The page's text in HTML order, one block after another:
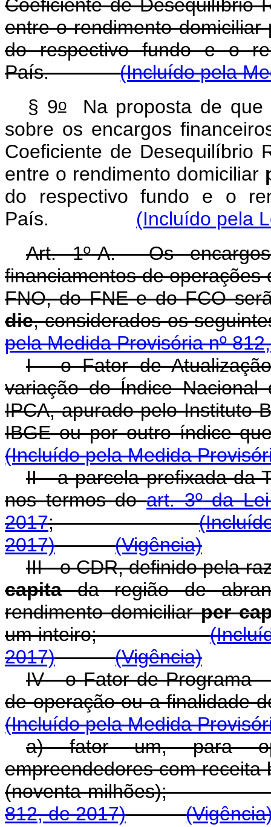
Coeficiente de Desequilíbrio
entre o rendimento domiciliar
do respectivo fundo e o
País.(Incluído pela
§ 9oNa proposta de
sobre os encargos
Coeficiente de Desequilíbrio
entre o rendimento domiciliar
do respectivo fundo e o
País. (Incluído pela
Art. 1º-A. Os encargos
financiamentos de
FNO, do FNE e do FCO
die, considerados os
pela Medida Provisória nº
I - o Fator de
variação do Índice
IPCA, apurado pelo Instituto
IBGE ou por outro
(Incluído pela Medida
II - a parcela prefixada da
nos termos doart. 3ºda
2017;
2017)
(Vigência)
III - o CDR, definido pela
capitada região de
rendimento domiciliarper
um inteiro;
2017)
(Vigência)
IV - o Fator de Programa
de operação ou a
(Incluído pela Medida
a) fator um, para
empreendedores com
(noventa
812, de 2017)